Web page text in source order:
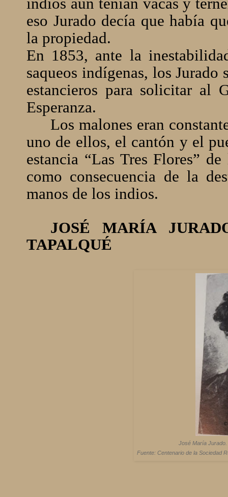
indios aún tenían vacas y
eso Jurado decía que había
la propiedad.
En 1853, ante la
saqueos indígenas, los Jurado
estancieros para solicitar al
Esperanza.
Los malones eran
uno de ellos, el cantón y el
estancia “Las Tres Flores”
como consecuencia de la
manos de los indios.
JOSÉ MARÍA
TAPALQUÉ
José María Jurado.
Fuente: Centenario de la Sociedad